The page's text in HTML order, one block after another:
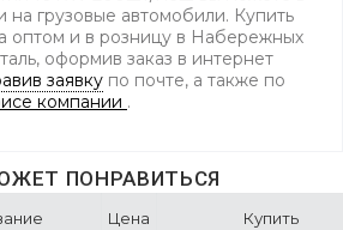
на грузовые автомобили. Купить
оптом и в розницу в Набережных
оформив заказ в интернет
заявку по почте, а также по
компании .
ПОНРАВИТЬСЯ
Цена Купить